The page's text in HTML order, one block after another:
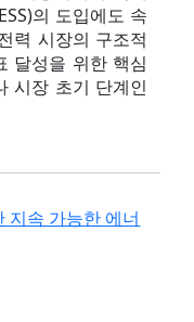
의 도입에도 속
력 시장의 구조적
달성을 위한 핵심
시장 초기 단계인
지속 가능한 에너